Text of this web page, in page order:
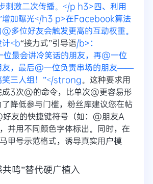
刺激二次传播。</p h3>四、利用
增加曝光</h3 p>在Facebook算法
多位好友会触发更高的互动权重。
计<b“接力式”引导语/b>：
最会讲冷笑话的朋友，再@一位
友，最后@一位负责串场的朋友——
笑三人组！”</strong。这种要求用
成3次@的命令，比单次@更容易形
降低参与门槛，粉丝库建议您在帖
好友的快捷键符号（如：@朋友A
并用不同颜色字体标出。同时，在
甲号示范格式，诱导真实用户模
鸣”替代硬广植入